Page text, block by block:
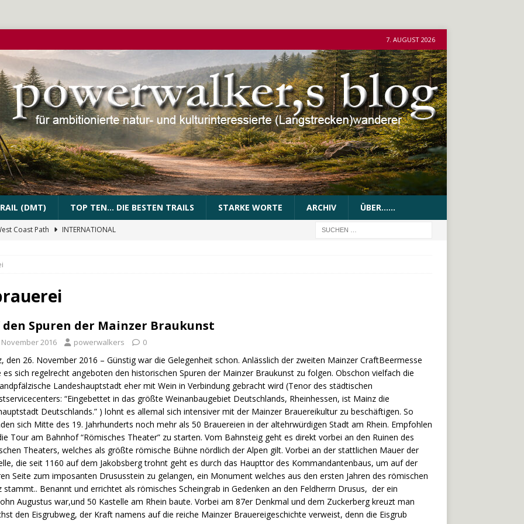
7. AUGUST 2026
(DMT) TOP TEN… DIE BESTEN TRAILS STARKE WORTE ARCHIV ÜBER……
Coast Path
INTERNATIONAL
Trail
QUALITÄTSWANDERWEGE
Spuren der Mainzer Braukunst
November 2016 powerwalkers 0
den 26. November 2016 – Günstig war die Gelegenheit schon. Anlässlich der zweiten Mainzer CraftBeermesse
es sich regelrecht angeboten den historischen Spuren der Mainzer Braukunst zu folgen. Obschon vielfach die
Landeshauptstadt eher mit Wein in Verbindung gebracht wird (Tenor des städtischen
“Eingebettet in das größte Weinanbaugebiet Deutschlands, Rheinhessen, ist Mainz die
Deutschlands.” ) lohnt es allemal sich intensiver mit der Mainzer Brauereikultur zu beschäftigen. So
sich Mitte des 19. Jahrhunderts noch mehr als 50 Brauereien in der altehrwürdigen Stadt am Rhein. Empfohlen
Tour am Bahnhof “Römisches Theater” zu starten. Vom Bahnsteig geht es direkt vorbei an den Ruinen des
Theaters, welches als größte römische Bühne nördlich der Alpen gilt. Vorbei an der stattlichen Mauer der
die seit 1160 auf dem Jakobsberg trohnt geht es durch das Haupttor des Kommandantenbaus, um auf der
Seite zum imposanten Drususstein zu gelangen, ein Monument welches aus den ersten Jahren des römischen
stammt.. Benannt und errichtet als römisches Scheingrab in Gedenken an den Feldherrn Drusus, der ein
Augustus war,und 50 Kastelle am Rhein baute. Vorbei am 87er Denkmal und dem Zuckerberg kreuzt man
den Eisgrubweg, der Kraft namens auf die reiche Mainzer Brauereigeschichte verweist, denn die Eisgrub